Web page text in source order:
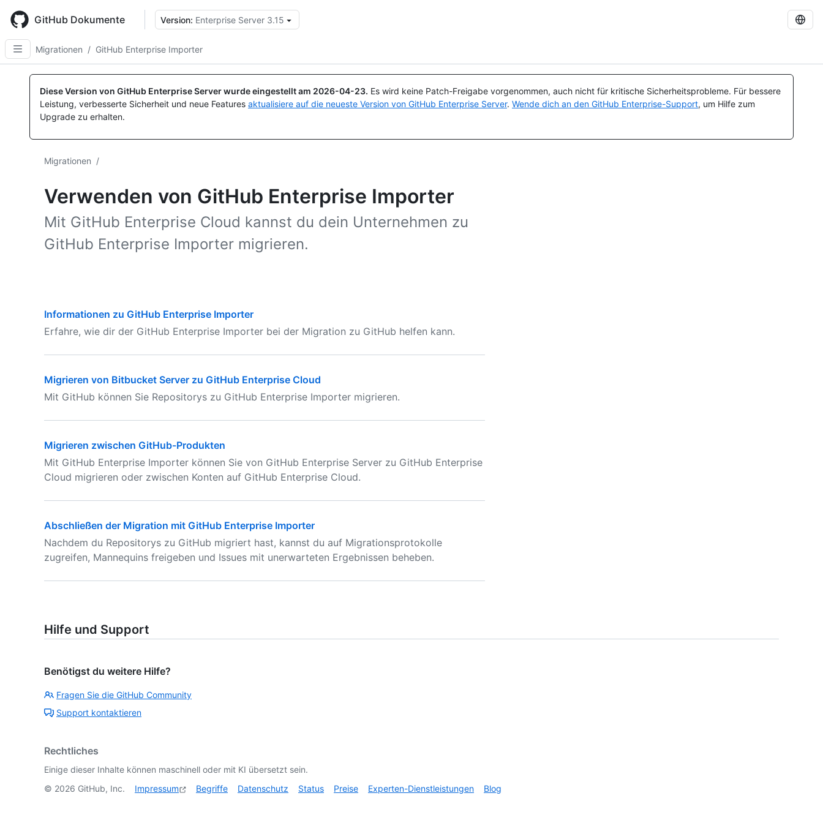
main
content
GitHub Dokumente Version: Enterprise Server 3.15
Migrationen / GitHub Enterprise Importer
Diese Version von GitHub Enterprise Server wurde eingestellt am 2026-04-23. Es wird keine Patch-Freigabe vorgenommen, auch nicht für kritische Sicherheitsprobleme. Für bessere
Leistung, verbesserte Sicherheit und neue Features aktualisiere auf die neueste Version von GitHub Enterprise Server. Wende dich an den GitHub Enterprise-Support, um Hilfe zum
Upgrade zu erhalten.
Migrationen /
Verwenden von GitHub Enterprise Importer
Mit GitHub Enterprise Cloud kannst du dein Unternehmen zu
GitHub Enterprise Importer migrieren.
Informationen zu GitHub Enterprise Importer
Erfahre, wie dir der GitHub Enterprise Importer bei der Migration zu GitHub helfen kann.
Migrieren von Bitbucket Server zu GitHub Enterprise Cloud
Mit GitHub können Sie Repositorys zu GitHub Enterprise Importer migrieren.
Migrieren zwischen GitHub-Produkten
Mit GitHub Enterprise Importer können Sie von GitHub Enterprise Server zu GitHub Enterprise
Cloud migrieren oder zwischen Konten auf GitHub Enterprise Cloud.
Abschließen der Migration mit GitHub Enterprise Importer
Nachdem du Repositorys zu GitHub migriert hast, kannst du auf Migrationsprotokolle
zugreifen, Mannequins freigeben und Issues mit unerwarteten Ergebnissen beheben.
Hilfe und Support
Benötigst du weitere Hilfe?
Fragen Sie die GitHub Community
Support kontaktieren
Rechtliches
Einige dieser Inhalte können maschinell oder mit KI übersetzt sein.
© 2026 GitHub, Inc. Impressum Begriffe Datenschutz Status Preise Experten-Dienstleistungen Blog